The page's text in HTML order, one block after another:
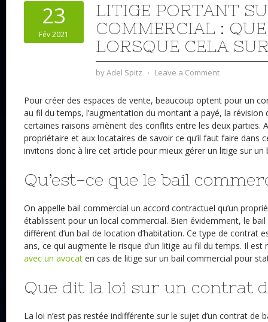
23
Fév 2021
LITIGE PORTANT
COMMERCIAL :
LORSQUE CELA
byAdel Spitz ⋅ Leave a Comment
Pour créer des espaces de vente, beaucoup optent pour un
au fil du temps, l’augmentation du montant a payé, la révision
certaines raisons amènent des conflits entre les deux parties.
propriétaire et aux locataires de savoir ce qu’il faut faire dans
invitons donc à lire cet article pour mieux gérer un litige sur un
Qu’est-ce que le bail
On appelle bail commercial un accord contractuel qu’un
établissent pour un local commercial. Bien évidemment, le
différent d’un bail de location d’habitation. Ce type de contrat
ans, ce qui augmente le risque d’un litige au fil du temps. Il est
avec un avocat en cas de litige sur un bail commercial pour
Que dit la loi sur un contrat
La loi n’est pas restée indifférente sur le sujet d’un contrat de